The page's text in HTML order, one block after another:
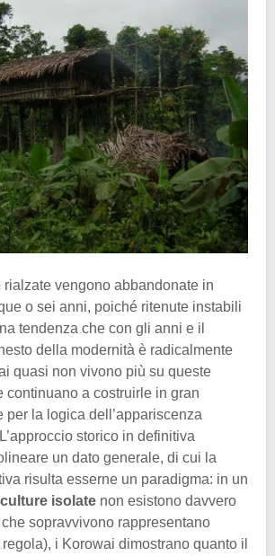
vengono abbandonate in
o sei anni, poiché ritenute instabili
tendenza che con gli anni e il
della modernità è radicalmente
quasi non vivono più su queste
continuano a costruirle in gran
per la logica dell’appariscenza
storico in definitiva
un dato generale, di cui la
risulta esserne un paradigma: in un
culture isolate non esistono davvero
sopravvivono rappresentano
regola), i Korowai dimostrano quanto il